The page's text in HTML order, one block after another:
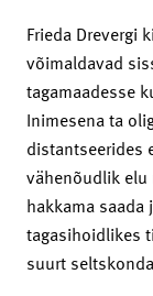
Frieda Drevergi
võimaldavad
tagamaadesse
Inimesena ta
distantseerides
vähenõudlik
hakkama saada
tagasihoidlikes
suurt